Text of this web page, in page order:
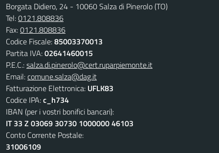
Borgata Didiero, 24 - 10060 Salza di Pinerolo (TO)
Tel:0121.808836
Fax:0121.808836
Codice Fiscale:85003370013
Partita IVA:02641460015
P.E.C.:salza.di.pinerolo@cert.ruparpiemonte.it
Email:comune.salza@dag.it
Fatturazione Elettronica: UFLK83
Codice IPA:c_h734
IBAN (per i vostri bonifici bancari):
IT 33 Z 03069 30730 1000000 46103
Conto Corrente Postale:
31006109